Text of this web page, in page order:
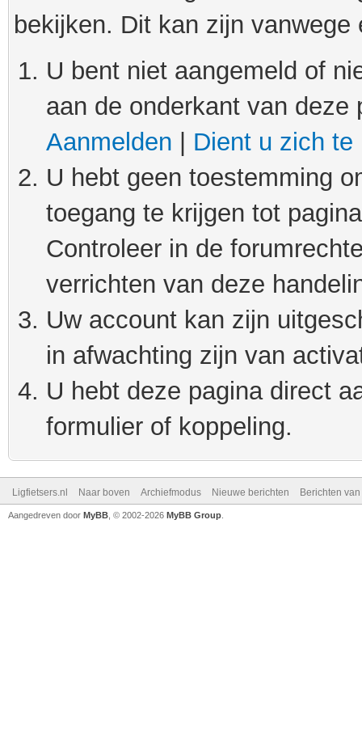
bekijken. Dit kan zijn
U bent niet aangemeld of
aan de onderkant van
Aanmelden
Dient u zich te
U hebt geen toestemming
toegang te krijgen tot
Controleer in de
verrichten van deze
Uw account kan zijn
in afwachting zijn van
U hebt deze pagina direct
formulier of koppeling.
Ligfietsers.nl Naar boven Archiefmodus Nieuwe berichten Berichten
Aangedreven door MyBB , © 2002-2026 MyBB Group